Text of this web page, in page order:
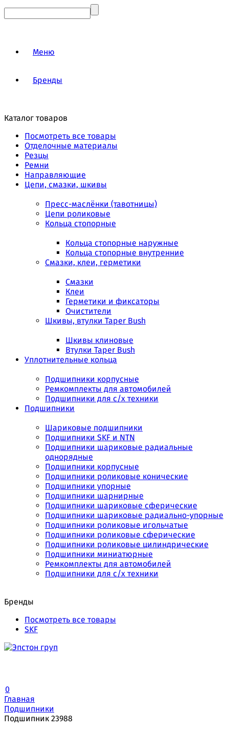
Меню
Бренды
Каталог товаров
Посмотреть все товары
Отделочные материалы
Резцы
Ремни
Направляющие
Цепи, смазки, шкивы
Пресс-маслёнки (тавотницы)
Цепи роликовые
Кольца стопорные
Кольца стопорные наружные
Кольца стопорные внутренние
Смазки, клеи, герметики
Смазки
Клеи
Герметики и фиксаторы
Очистители
Шкивы, втулки Taper Bush
Шкивы клиновые
Втулки Taper Bush
Уплотнительные кольца
Подшипники корпусные
Ремкомплекты для автомобилей
Подшипники для с/х техники
Подшипники
Шариковые подшипники
Подшипники SKF и NTN
Подшипники шариковые радиальные
однорядные
Подшипники корпусные
Подшипники роликовые конические
Подшипники упорные
Подшипники шарнирные
Подшипники шариковые сферические
Подшипники шариковые радиально-упорные
Подшипники роликовые игольчатые
Подшипники роликовые сферические
Подшипники роликовые цилиндрические
Подшипники миниатюрные
Ремкомплекты для автомобилей
Подшипники для с/х техники
Бренды
Посмотреть все товары
SKF
0
Главная
Подшипники
Подшипник 23988